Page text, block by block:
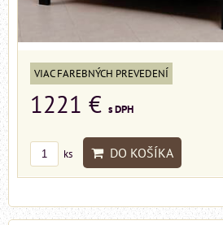
VIAC FAREBNÝCH PREVEDENÍ
1221 € s DPH
ks DO KOŠÍKA